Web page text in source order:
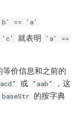
== 'a'
'c' 就表明
'a' ==
等价信息和之前的
或 "aab"
，这
baseStr 的按字典